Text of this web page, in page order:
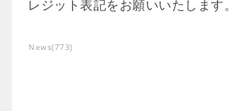
レジット表記をお願いいたします。
News(773)